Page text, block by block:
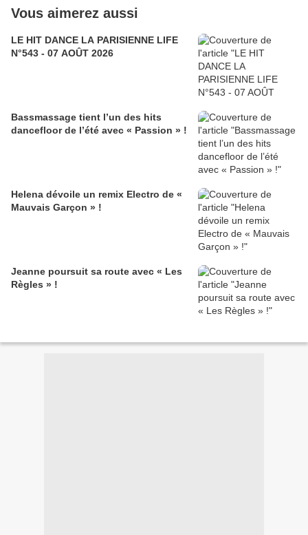
Vous aimerez aussi
LE HIT DANCE LA PARISIENNE LIFE
N°543 - 07 AOÛT 2026
Bassmassage tient l’un des hits
dancefloor de l’été avec « Passion » !
Helena dévoile un remix Electro de «
Mauvais Garçon » !
Jeanne poursuit sa route avec « Les
Règles » !